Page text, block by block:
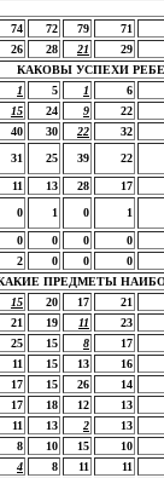
74 72 79
71
26 28 21
29
КАКОВЫ УСПЕХИ
1 5 1
6
15 24 9
22
40 30 22
32
31 25 39 22
11 13 28
17
0 1 0 1
0 0 0
0
2 0 0
0
ПРЕДМЕТЫ
15 20 17
21
21 19 11
23
25 15 8
17
11 15 13
16
17 15 26
14
17 18 12
13
11 13 2
13
8 10 15
10
4 8 11
11